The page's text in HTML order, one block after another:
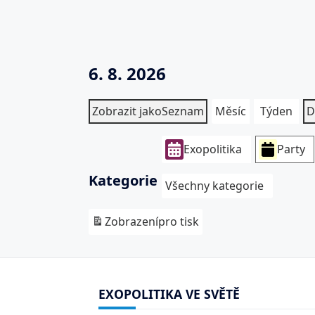
6. 8. 2026
Zobrazit jakoSeznam Měsíc Týden
Kategorie
Exopolitika Party
Všechny kategorie
Zobrazenípro tisk
EXOPOLITIKA VE SVĚTĚ